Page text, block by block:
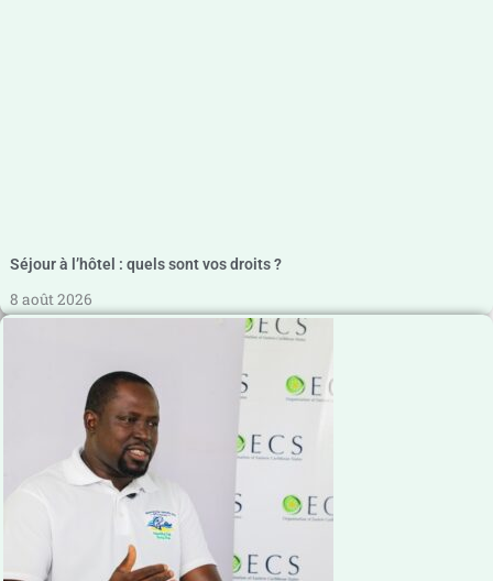
Séjour à l’hôtel : quels sont vos droits ?
8 août 2026